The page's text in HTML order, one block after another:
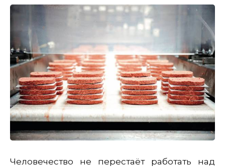
Человечество не перестаёт работать над